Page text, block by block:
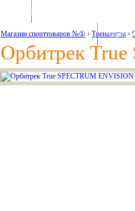
Акции и
Магазин спорттоваров №① › Тренажеры ›
Орбитрек